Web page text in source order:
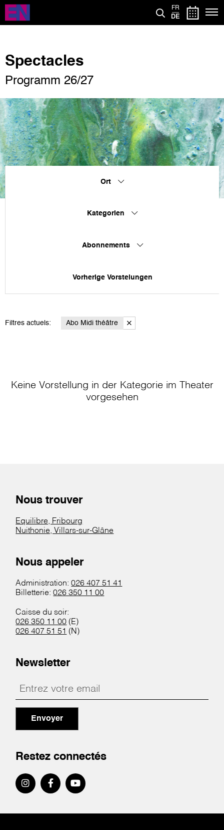
Direkt
zum
Inhalt
FR
DE
Spectacles
Programm 26/27
Ort
Kategorien
Abonnements
Vorherige Vorstelungen
Filtres actuels: Abo Midi théâtre
Keine Vorstellung in der Kategorie im Theater
vorgesehen
Nous trouver
Equilibre, Fribourg
Nuithonie, Villars-sur-Glâne
Nous appeler
Administration:026 407 51 41
Billetterie:026 350 11 00
Caisse du soir:
026 350 11 00 (E)
026 407 51 51 (N)
Newsletter
Envoyer
Restez connectés